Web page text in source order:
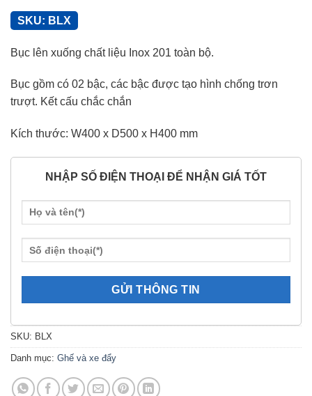
SKU: BLX
Bục lên xuống chất liệu Inox 201 toàn bộ.
Bục gồm có 02 bậc, các bậc được tạo hình chống trơn
trượt. Kết cấu chắc chắn
Kích thước: W400 x D500 x H400 mm
NHẬP SỐ ĐIỆN THOẠI ĐỂ NHẬN GIÁ TỐT
SKU: BLX
Danh mục: Ghế và xe đẩy